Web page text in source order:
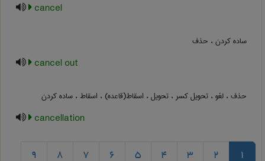
cancel
ساده کردن ، حذف
cancel out
حذف ، لغو ، تحویل کسر ، تحویل ، اسقاط(قاعده) ، اسقاط ، ساده کردن
cancellation
1
2
3
4
5
6
7
8
9